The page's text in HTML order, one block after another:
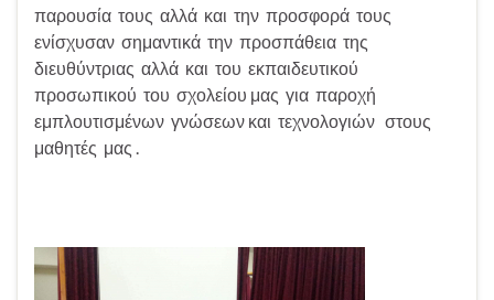
παρουσία τους αλλά και την προσφορά τους
ενίσχυσαν σημαντικά την προσπάθεια της
διευθύντριας αλλά και του εκπαιδευτικού
προσωπικού του σχολείου μας για παροχή
εμπλουτισμένων γνώσεων και τεχνολογιών στους
μαθητές μας .